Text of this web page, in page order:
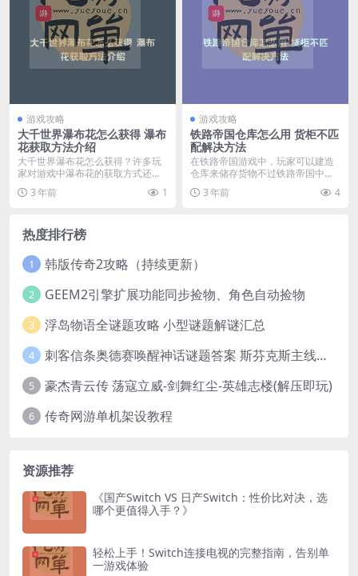
游戏攻略
大千世界瀑布花怎么获得 瀑布
花获取方法介绍
大千世界瀑布花怎么获得？许多玩
家对游戏中瀑布花的获取方式还不
清楚，下面就给大家介...
3 年前 1
游戏攻略
铁路帝国仓库怎么用 货柜不匹
配解决方法
在铁路帝国游戏中，玩家可以建造
仓库来储存货物不过铁路帝国中的
仓库建筑使用起来可是...
3 年前 4
热度排行榜
1 韩版传奇2攻略（持续更新）
2 GEEM2引擎扩展功能同步捡物、角色自动捡物
3 浮岛物语全谜题攻略 小型谜题解谜汇总
4 刺客信条奥德赛唤醒神话谜题答案 斯芬克斯主线攻略
5 豪杰青云传 荡寇立威-剑舞红尘-英雄志楼(解压即玩)
6 传奇网游单机架设教程
资源推荐
《国产Switch VS 日产Switch：性价比对决，选
哪个更值得入手？》
轻松上手！Switch连接电视的完整指南，告别单
一游戏体验